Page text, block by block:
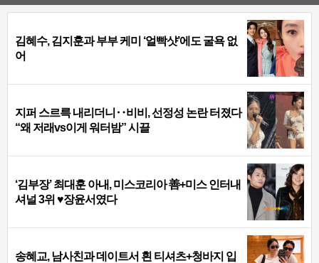
김혜수, 김지훈과 부부 케미 ‘얼빡샷’에도 굴욕 없
어
지퍼 스르륵 내리더니‥비비, 선정성 논란 터졌다
“왜 저래vs이게 워터밤” 시끌
‘김부장’ 최대훈 아내, 미스코리아 善+미스 인터내
셔널 3위 ♥장윤서였다
송혜교, 남사친과 데이트서 흰 티셔츠+청바지 입